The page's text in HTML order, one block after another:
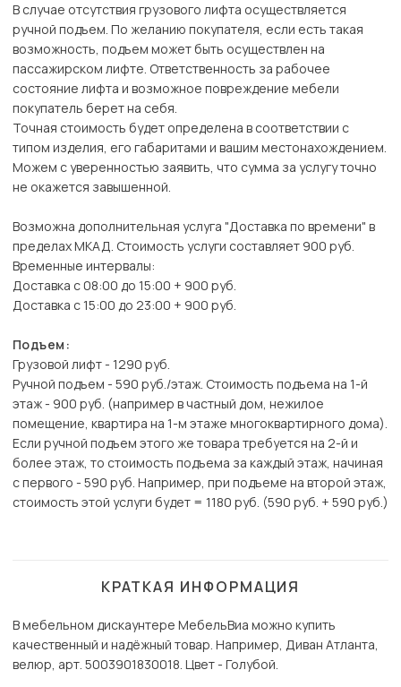
В случае отсутствия грузового лифта осуществляется
ручной подъем. По желанию покупателя, если есть такая
возможность, подъем может быть осуществлен на
пассажирском лифте. Ответственность за рабочее
состояние лифта и возможное повреждение мебели
покупатель берет на себя.
Точная стоимость будет определена в соответствии с
типом изделия, его габаритами и вашим местонахождением.
Можем с уверенностью заявить, что сумма за услугу точно
не окажется завышенной.
Возможна дополнительная услуга "Доставка по времени" в
пределах МКАД. Стоимость услуги составляет 900 руб.
Временные интервалы:
Доставка с 08:00 до 15:00 + 900 руб.
Доставка с 15:00 до 23:00 + 900 руб.
Подъем:
Грузовой лифт - 1290 руб.
Ручной подъем - 590 руб./этаж. Стоимость подъема на 1-й
этаж - 900 руб. (например в частный дом, нежилое
помещение, квартира на 1-м этаже многоквартирного дома).
Если ручной подъем этого же товара требуется на 2-й и
более этаж, то стоимость подъема за каждый этаж, начиная
с первого - 590 руб. Например, при подъеме на второй этаж,
стоимость этой услуги будет = 1180 руб. (590 руб. + 590 руб.)
КРАТКАЯ ИНФОРМАЦИЯ
В мебельном дискаунтере МебельВиа можно купить
качественный и надёжный товар. Например, Диван Атланта,
велюр, арт. 5003901830018. Цвет - Голубой.